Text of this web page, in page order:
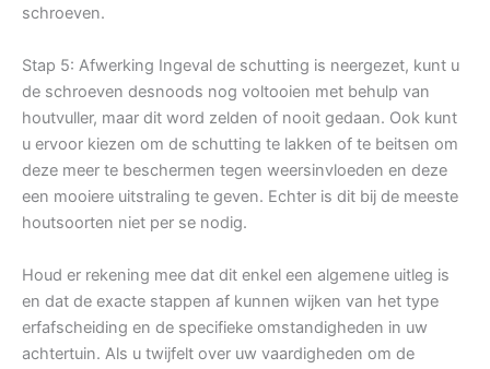
schroeven.
Stap 5: Afwerking Ingeval de schutting is neergezet, kunt u
de schroeven desnoods nog voltooien met behulp van
houtvuller, maar dit word zelden of nooit gedaan. Ook kunt
u ervoor kiezen om de schutting te lakken of te beitsen om
deze meer te beschermen tegen weersinvloeden en deze
een mooiere uitstraling te geven. Echter is dit bij de meeste
houtsoorten niet per se nodig.
Houd er rekening mee dat dit enkel een algemene uitleg is
en dat de exacte stappen af kunnen wijken van het type
erfafscheiding en de specifieke omstandigheden in uw
achtertuin. Als u twijfelt over uw vaardigheden om de